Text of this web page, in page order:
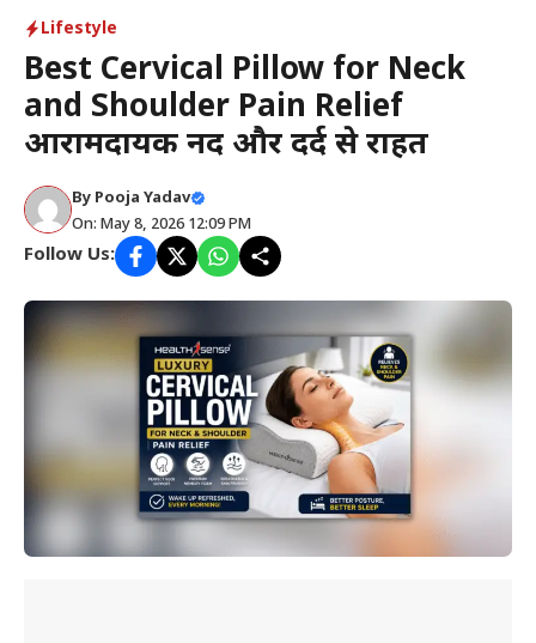
Lifestyle
Best Cervical Pillow for Neck
and Shoulder Pain Relief
आरामदायक नींद और दर्द से राहत
By Pooja Yadav
On: May 8, 2026 12:09 PM
Follow Us: